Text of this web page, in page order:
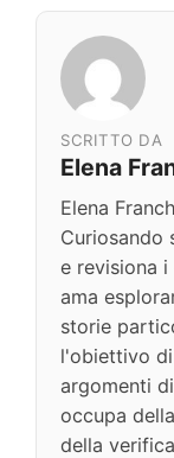
SCRITTO DA
Elena
Elena
Curiosando
e revisiona
ama
storie
l'obiettivo
argomenti
occupa
della